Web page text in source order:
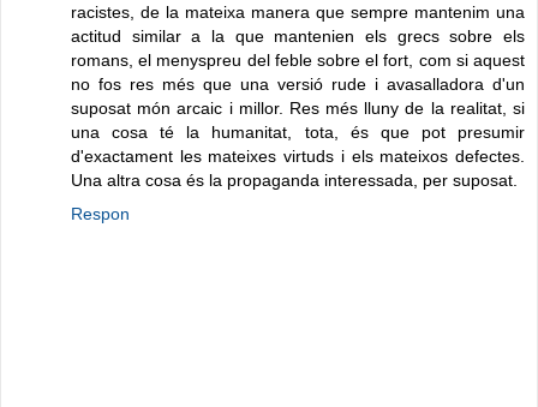
racistes, de la mateixa manera que sempre mantenim una
actitud similar a la que mantenien els grecs sobre els
romans, el menyspreu del feble sobre el fort, com si aquest
no fos res més que una versió rude i avasalladora d'un
suposat món arcaic i millor. Res més lluny de la realitat, si
una cosa té la humanitat, tota, és que pot presumir
d'exactament les mateixes virtuds i els mateixos defectes.
Una altra cosa és la propaganda interessada, per suposat.
Respon